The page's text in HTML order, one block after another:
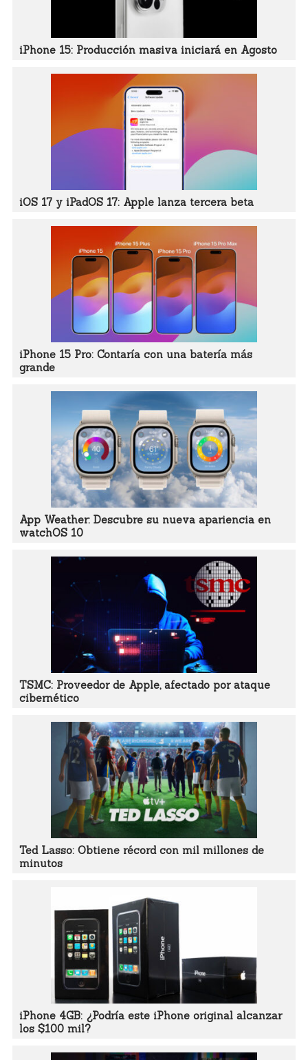
iPhone 15: Producción masiva iniciará en Agosto
iOS 17 y iPadOS 17: Apple lanza tercera beta
iPhone 15 Pro: Contaría con una batería más
grande
App Weather: Descubre su nueva apariencia en
watchOS 10
TSMC: Proveedor de Apple, afectado por ataque
cibernético
Ted Lasso: Obtiene récord con mil millones de
minutos
iPhone 4GB: ¿Podría este iPhone original alcanzar
los $100 mil?